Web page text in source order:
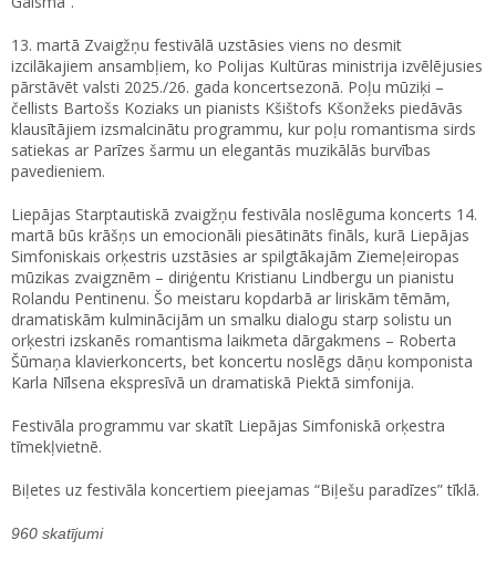
13. martā Zvaigžņu festivālā uzstāsies viens no desmit
izcilākajiem ansambļiem, ko Polijas Kultūras ministrija izvēlējusies
pārstāvēt valsti 2025./26. gada koncertsezonā. Poļu mūziķi –
čellists Bartošs Koziaks un pianists Kšištofs Kšonžeks piedāvās
klausītājiem izsmalcinātu programmu, kur poļu romantisma sirds
satiekas ar Parīzes šarmu un elegantās muzikālās burvības
pavedieniem.
Liepājas Starptautiskā zvaigžņu festivāla noslēguma koncerts 14.
martā būs krāšņs un emocionāli piesātināts fināls, kurā Liepājas
Simfoniskais orķestris uzstāsies ar spilgtākajām Ziemeļeiropas
mūzikas zvaigznēm – diriģentu Kristianu Lindbergu un pianistu
Rolandu Pentinenu. Šo meistaru kopdarbā ar liriskām tēmām,
dramatiskām kulminācijām un smalku dialogu starp solistu un
orķestri izskanēs romantisma laikmeta dārgakmens – Roberta
Šūmaņa klavierkoncerts, bet koncertu noslēgs dāņu komponista
Karla Nīlsena ekspresīvā un dramatiskā Piektā simfonija.
Festivāla programmu var skatīt Liepājas Simfoniskā orķestra
tīmekļvietnē.
Biļetes uz festivāla koncertiem pieejamas “Biļešu paradīzes” tīklā.
960 skatījumi